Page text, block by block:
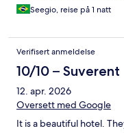
Seegio, reise på 1 natt
Verifisert anmeldelse
10/10 – Suverent
12. apr. 2026
Oversett med Google
It is a beautiful hotel.